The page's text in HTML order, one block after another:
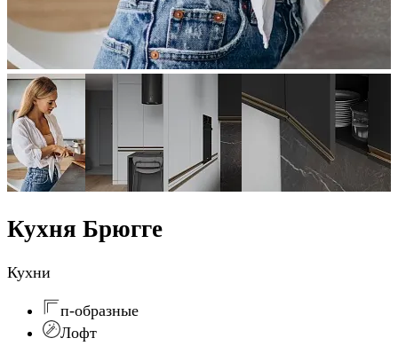
Кухня Брюгге
Кухни
п-образные
Лофт